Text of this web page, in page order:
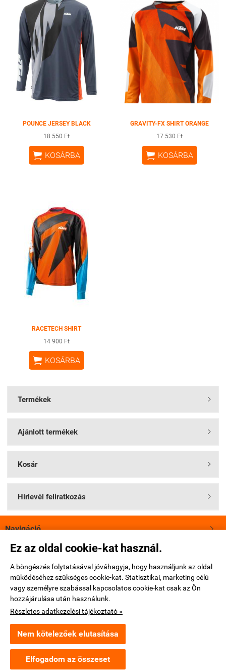
Ez az oldal cookie-kat használ.
A böngészés folytatásával jóváhagyja, hogy használjunk az oldal
működéséhez szükséges cookie-kat. Statisztikai, marketing célú
vagy személyre szabással kapcsolatos cookie-kat csak az Ön
hozzájárulása után használunk.
Részletes adatkezelési tájékoztató »
Nem kötelezőek elutasítása
Elfogadom az összeset
POUNCE JERSEY BLACK
18 550 Ft
 KOSÁRBA
GRAVITY-FX SHIRT ORANGE
17 530 Ft
 KOSÁRBA
RACETECH SHIRT
14 900 Ft
 KOSÁRBA
Termékek 
Ajánlott termékek 
Kosár 
Hírlevél feliratkozás 
Navigáció 
Saját fiók
Bemutatkozás
Elérhetőségek
Webáruház készítés